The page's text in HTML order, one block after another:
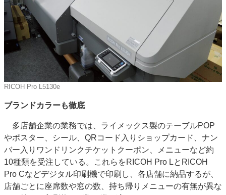
RICOH Pro L5130e
ブランドカラーも徹底
多店舗企業の業務では、ライメックス製のテーブルPOP
やポスター、シール、QRコード入りショップカード、ナン
バー入りワンドリンクチケットクーポン、メニューなど約
10種類を受注している。これらをRICOH Pro LとRICOH
Pro Cなどデジタル印刷機で印刷し、各店舗に納品するが、
店舗ごとに座席数や窓の数、持ち帰りメニューの有無が異な